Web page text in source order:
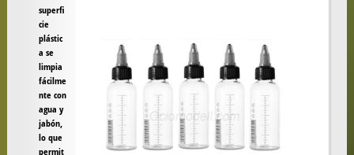
superfi
cie
plástic
a se
limpia
fácilme
nte con
agua y
jabón,
lo que
permit